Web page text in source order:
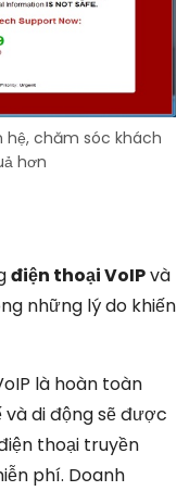
hệ, chăm sóc khách
hơn
điện thoại VoIPvà
những lý do khiến
là hoàn toàn
và di động sẽ được
thoại truyền
phí. Doanh